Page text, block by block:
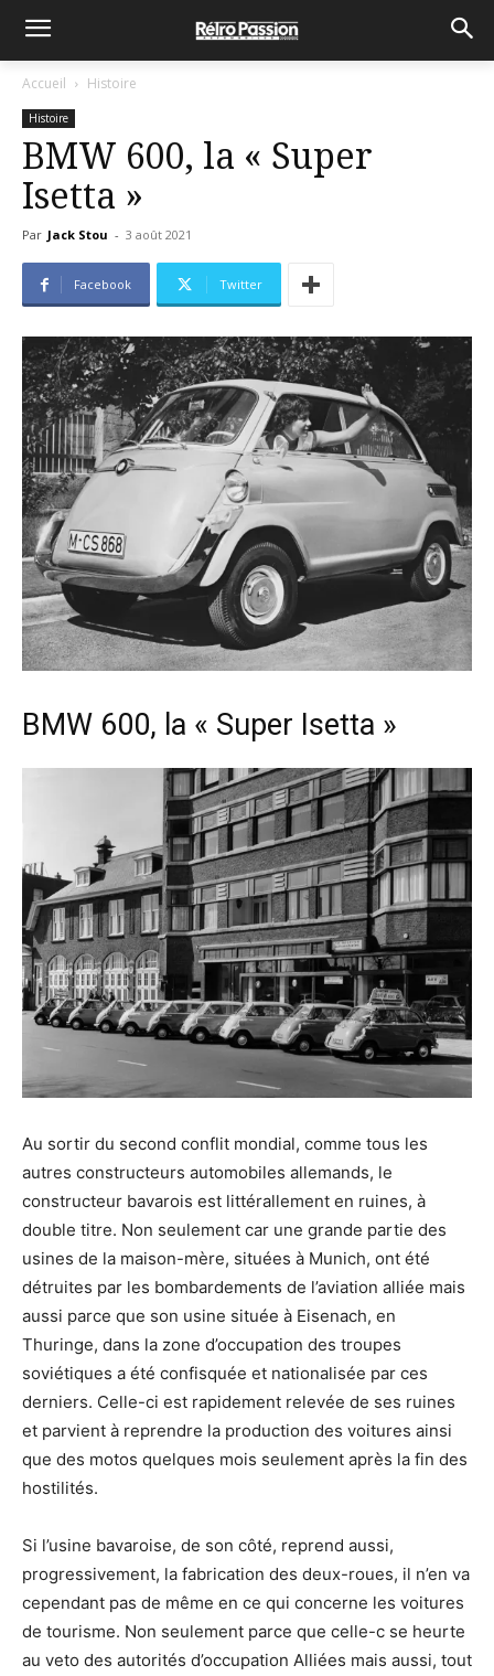
Accueil Histoire
Histoire
BMW 600, la « Super
Isetta »
Par Jack Stou - 3 août 2021
Facebook Twitter
BMW 600, la « Super Isetta »
Au sortir du second conflit mondial, comme tous les
autres constructeurs automobiles allemands, le
constructeur bavarois est littérallement en ruines, à
double titre. Non seulement car une grande partie des
usines de la maison-mère, situées à Munich, ont été
détruites par les bombardements de l’aviation alliée mais
aussi parce que son usine située à Eisenach, en
Thuringe, dans la zone d’occupation des troupes
soviétiques a été confisquée et nationalisée par ces
derniers. Celle-ci est rapidement relevée de ses ruines
et parvient à reprendre la production des voitures ainsi
que des motos quelques mois seulement après la fin des
hostilités.
Si l’usine bavaroise, de son côté, reprend aussi,
progressivement, la fabrication des deux-roues, il n’en va
cependant pas de même en ce qui concerne les voitures
de tourisme. Non seulement parce que celle-c se heurte
au veto des autorités d’occupation Alliées mais aussi, tout